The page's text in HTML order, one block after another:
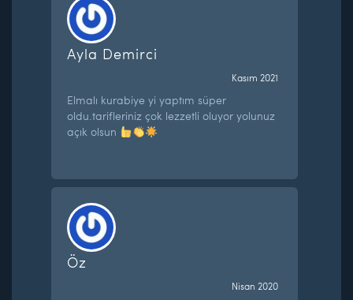
Ayla Demirci
Kasım 2021
Elmalı kurabiye yi yaptım süper
oldu.tarifleriniz çok lezzetli oluyor yolunuz
açık olsun
Öz
Nisan 2020